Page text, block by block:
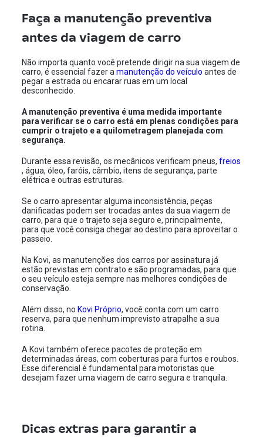
Faça a manutenção preventiva
antes da viagem de carro
Não importa quanto você pretende dirigir na sua viagem de
carro, é essencial fazer amanutenção do veículo antes de
pegar a estrada ou encarar ruas em um local
desconhecido.
A manutenção preventiva é uma medida importante
para verificar se o carro está em plenas condições para
cumprir o trajeto e a quilometragem planejada com
segurança.
Durante essa revisão, os mecânicos verificam pneus,freios
, água, óleo, faróis, câmbio, itens de segurança, parte
elétrica e outras estruturas.
Se o carro apresentar alguma inconsistência, peças
danificadas podem ser trocadas antes da sua viagem de
carro, para que o trajeto seja seguro e, principalmente,
para que você consiga chegar ao destino para aproveitar o
passeio.
Na Kovi, as manutenções dos carros por assinatura já
estão previstas em contrato e são programadas, para que
o seu veículo esteja sempre nas melhores condições de
conservação.
Além disso, no Kovi Próprio, você conta com um carro
reserva, para que nenhum imprevisto atrapalhe a sua
rotina.
A Kovi também oferece pacotes de proteção em
determinadas áreas, com coberturas para furtos e roubos.
Esse diferencial é fundamental para motoristas que
desejam fazer uma viagem de carro segura e tranquila.
Dicas extras para garantir a